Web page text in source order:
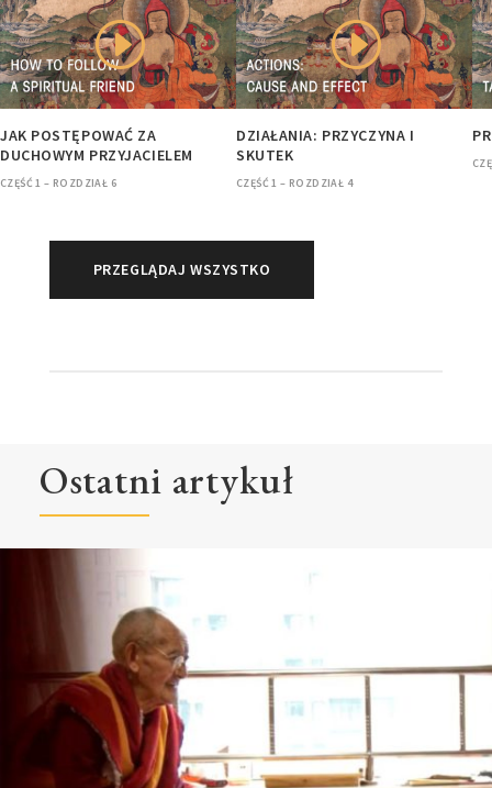
JAK POSTĘPOWAĆ ZA
DUCHOWYM PRZYJACIELEM
CZĘŚĆ 1 – ROZDZIAŁ 6
DZIAŁANIA: PRZYCZYNA I
SKUTEK
CZĘŚĆ 1 – ROZDZIAŁ 4
PRZEGLĄDAJ WSZYSTKO
Ostatni artykuł